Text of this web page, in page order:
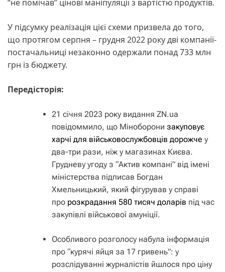
“не помічав” цінові маніпуляції з вартістю продуктів.
У підсумку реалізація цієї схеми призвела до того,
що протягом серпня – грудня 2022 року дві компанії-
постачальниці незаконно одержали понад 733 млн
грн із бюджету.
Передісторія:
21 січня 2023 року видання ZN.ua
повідоммило, що Міноборони закуповує
харчі для військовослужбовців дорожче у
два-три рази, ніж у магазинах Києва.
Грудневу угоду з “Актив компані” від імені
міністерства підписав Богдан
Хмельницький, який фігурував у справі
про розкрадання 580 тисяч доларів під час
закупівлі військової амуніції.
Особливого розголосу набула інформація
про “курячі яйця за 17 гривень”: у
розслідуванні журналістів йшлося про ціну